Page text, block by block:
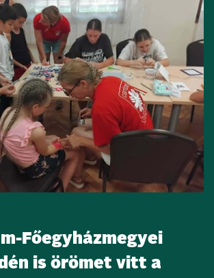
Főegyházmegyei
is örömet vitt a